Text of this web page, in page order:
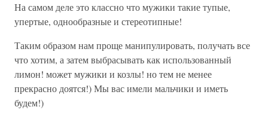
На самом деле это классно что мужики такие тупые,
упертые, однообразные и стереотипные!
Таким образом нам проще манипулировать, получать все
что хотим, а затем выбрасывать как использованный
лимон! может мужики и козлы! но тем не менее
прекрасно доятся!) Мы вас имели мальчики и иметь
будем!)